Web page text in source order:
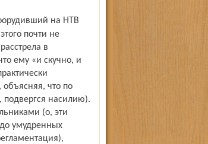
почти не
в
ему «и скучно, и
объясняя, что по
подвергся насилию).
(о, эти
умудренных